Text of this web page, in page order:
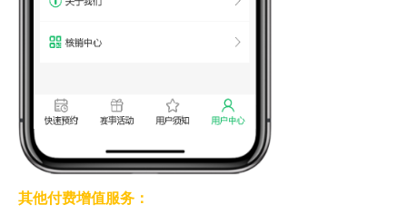
其他付费增值服务：